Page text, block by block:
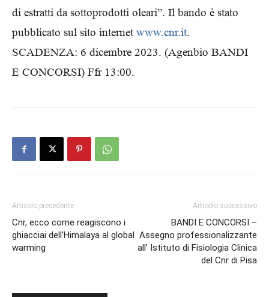
di estratti da sottoprodotti oleari”. Il bando è stato
pubblicato sul sito internetwww.cnr.it.
SCADENZA: 6 dicembre 2023. (Agenbio BANDI
E CONCORSI) Ffr 13:00.
Articolo precedente
Cnr, ecco come reagiscono i
ghiacciai dell’Himalaya al global
warming
Articolo successivo
BANDI E CONCORSI –
Assegno professionalizzante
all’ Istituto di Fisiologia Clinica
del Cnr di Pisa